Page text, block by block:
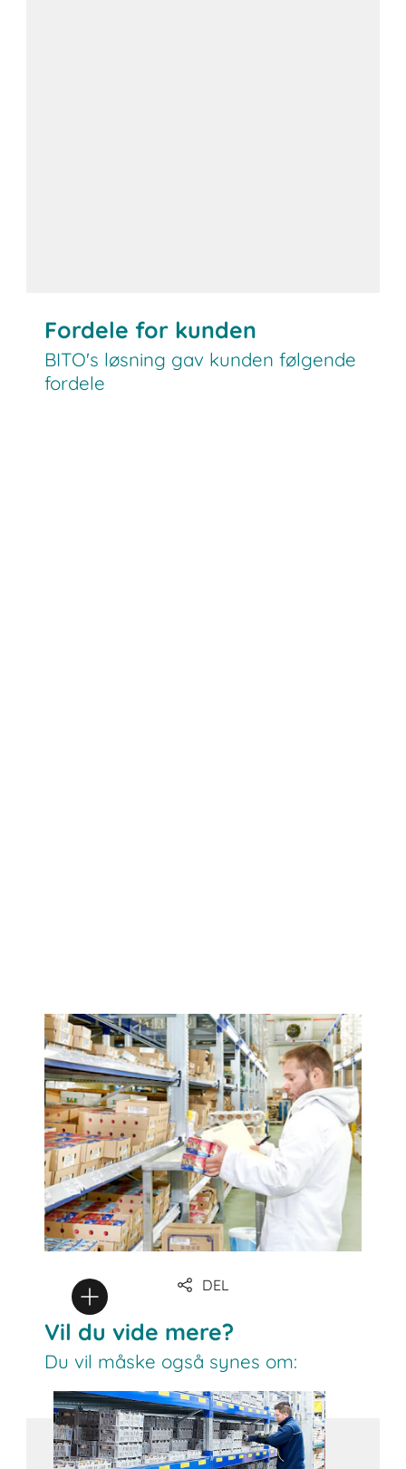
Fordele for kunden
BITO's løsning gav kunden følgende
fordele
DEL
Vil du vide mere?
Du vil måske også synes om: